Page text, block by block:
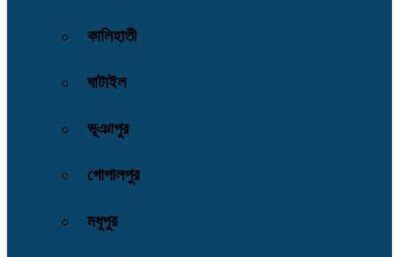
কালিহাতী
ঘাটাইল
ভূঞাপুর
গোপালপুর
মধুপুর